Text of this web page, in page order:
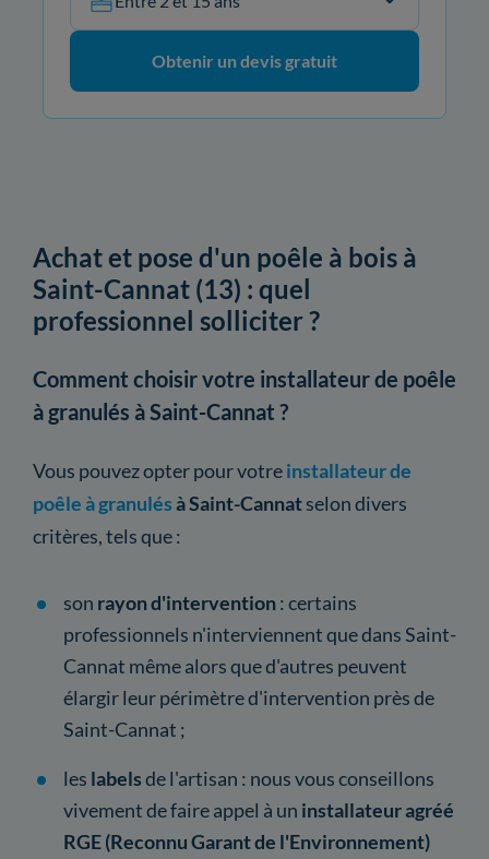
Obtenir un devis gratuit
Achat et pose d'un poêle à bois à
Saint-Cannat (13) : quel
professionnel solliciter ?
Comment choisir votre installateur de poêle
à granulés à Saint-Cannat ?
Vous pouvez opter pour votreinstallateur de
poêle à granulésà Saint-Cannatselon divers
critères, tels que :
son rayond'intervention: certains
professionnels n'interviennent que dans Saint-
Cannat même alors que d'autres peuvent
élargir leur périmètre d'intervention près de
Saint-Cannat ;
les labelsde l'artisan : nous vous conseillons
vivement de faire appel à un installateur agréé
RGE (Reconnu Garant de l'Environnement)